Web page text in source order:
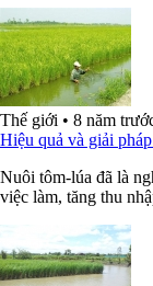
Thế giới • 8 năm
Hiệu quả và giải
Nuôi tôm-lúa đã là
việc làm, tăng thu